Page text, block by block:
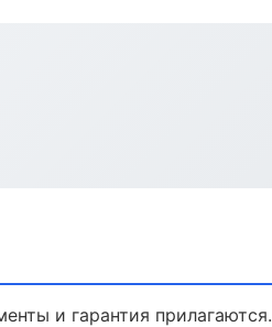
и гарантия прилагаются.